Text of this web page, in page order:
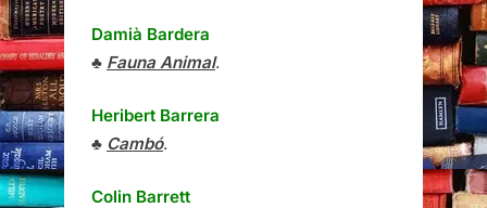
Damià Bardera
♣ Fauna Animal.
Heribert Barrera
♣ Cambó.
Colin Barrett